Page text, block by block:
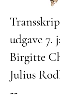
udgave 7.
Birgitte
Julius
--